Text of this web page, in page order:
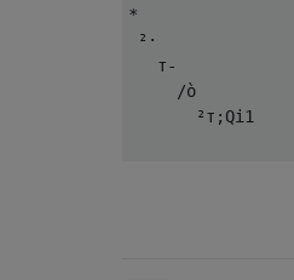
*
²·
т-
/ò
²т;Qi1